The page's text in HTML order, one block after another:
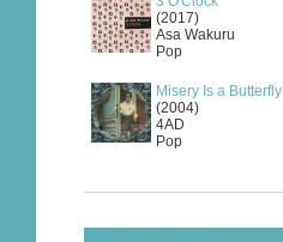
(2017)
Asa Wakuru
Pop
Misery Is a Butterfly
(2004)
4AD
Pop